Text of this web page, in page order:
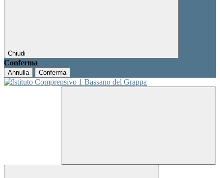
Chiudi
Conferma
Annulla Conferma